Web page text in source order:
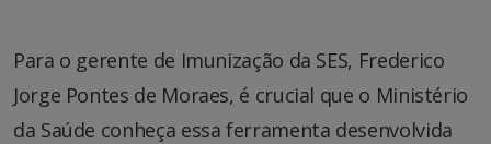
Para o gerente de Imunização da SES, Frederico
Jorge Pontes de Moraes, é crucial que o Ministério
da Saúde conheça essa ferramenta desenvolvida